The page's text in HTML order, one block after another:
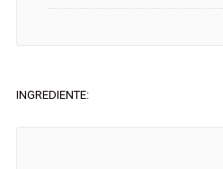
INGREDIENTE: